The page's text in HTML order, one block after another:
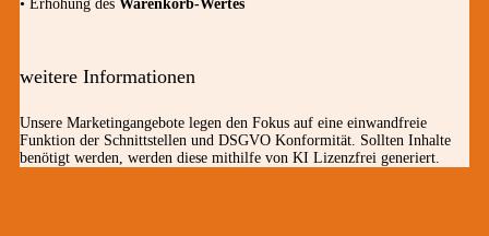
• Erhöhung des Warenkorb-Wertes
weitere Informationen
Unsere Marketingangebote legen den Fokus auf eine einwandfreie
Funktion der Schnittstellen und DSGVO Konformität. Sollten Inhalte
benötigt werden, werden diese mithilfe von KI Lizenzfrei generiert.